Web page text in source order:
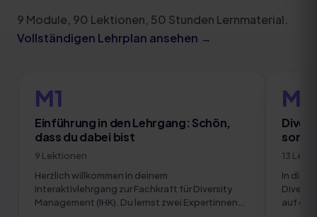
9 Module 90 Lektionen, 50 Stunden Lernmaterial.
Vollständigen Lehrplan ansehen →
M1
Einführung in den Lehrgang: Schön,
dass du dabei bist
9 Lektionen
Herzlich willkommen in deinem
Interaktivlehrgang zur Fachkraft für Diversity
Management (IHK). Du lernst zwei Expertinnen
M2
13
In
auf